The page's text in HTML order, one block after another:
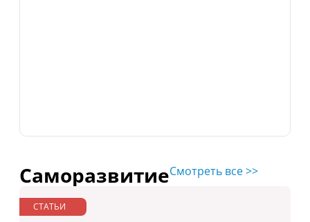
СаморазвитиеСмотреть все >>
СТАТЬИ